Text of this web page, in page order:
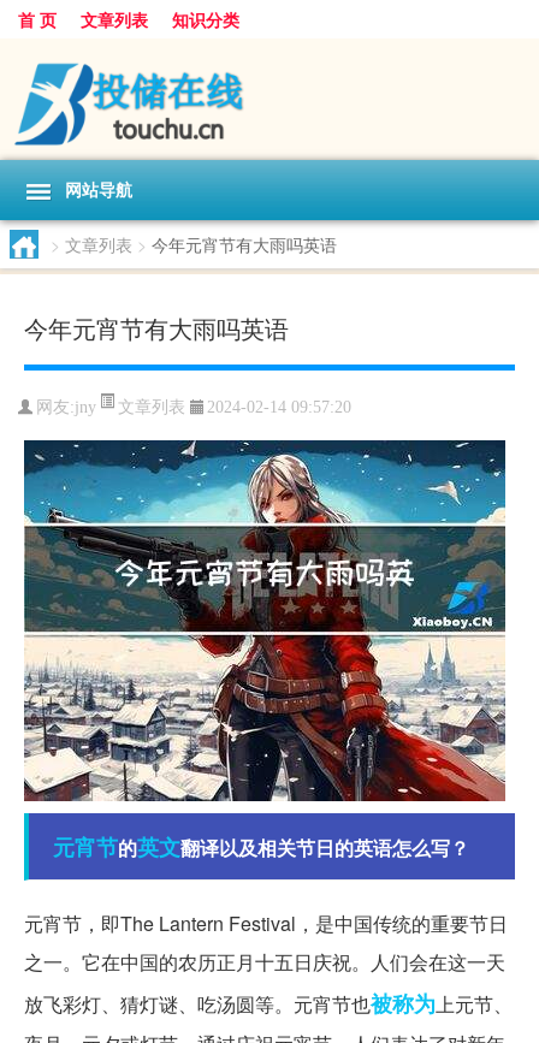
首 页 文章列表 知识分类
网站导航
> 文章列表 > 今年元宵节有大雨吗英语
今年元宵节有大雨吗英语
网友:jny 文章列表 2024-02-14 09:57:20
元宵节的英文翻译以及相关节日的英语怎么写？
元宵节，即The Lantern Festival，是中国传统的重要节日
之一。它在中国的农历正月十五日庆祝。人们会在这一天
放飞彩灯、猜灯谜、吃汤圆等。元宵节也被称为上元节、